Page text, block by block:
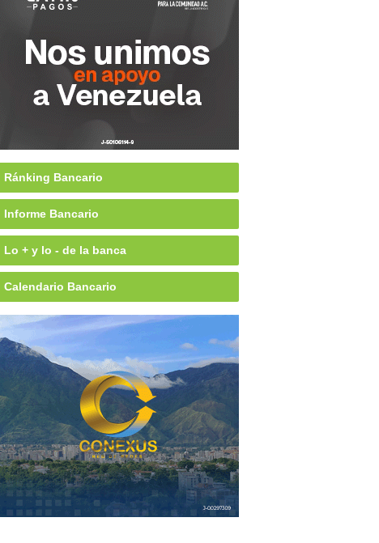
Ránking Bancario
Informe Bancario
Lo + y lo - de la banca
Calendario Bancario